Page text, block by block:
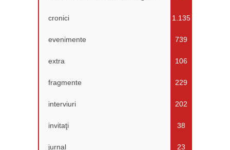
cronici 1.135
evenimente 739
extra 106
fragmente 229
interviuri 202
invitaţi 38
jurnal 23